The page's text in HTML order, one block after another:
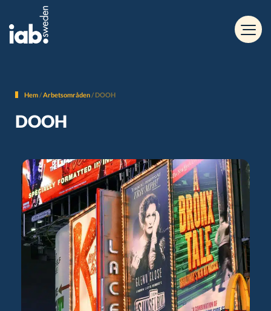
Hem/Arbetsområden/ DOOH
DOOH